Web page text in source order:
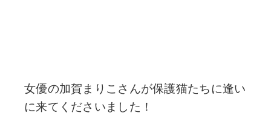
女優の加賀まりこさんが保護猫たちに逢い
に来てくださいました！